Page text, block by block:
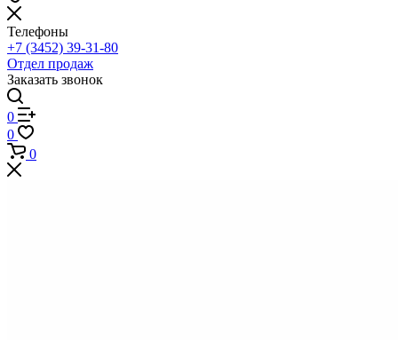
Телефоны
+7 (3452) 39-31-80
Отдел продаж
Заказать звонок
0
0
0